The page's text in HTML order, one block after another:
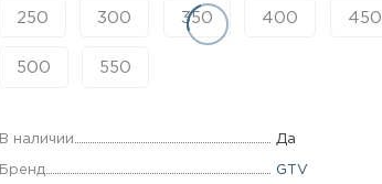
250 300 350 400 450
500 550
В наличии Да
Бренд GTV